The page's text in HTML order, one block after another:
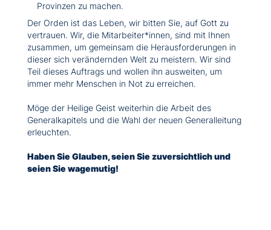
Provinzen zu machen.
Der Orden ist das Leben, wir bitten Sie, auf Gott zu
vertrauen. Wir, die Mitarbeiter*innen, sind mit Ihnen
zusammen, um gemeinsam die Herausforderungen in
dieser sich verändernden Welt zu meistern. Wir sind
Teil dieses Auftrags und wollen ihn ausweiten, um
immer mehr Menschen in Not zu erreichen.
Möge der Heilige Geist weiterhin die Arbeit des
Generalkapitels und die Wahl der neuen Generalleitung
erleuchten.
Haben Sie Glauben, seien Sie zuversichtlich und
seien Sie wagemutig!